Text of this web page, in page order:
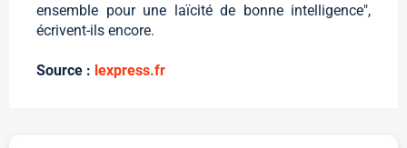
ensemble pour une laïcité de bonne intelligence",
écrivent-ils encore.
Source : lexpress.fr